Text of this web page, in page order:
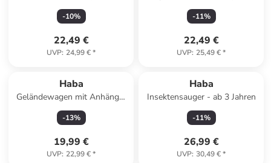
"Feuerwehr" - ab 2 Jahren
-10%
22,49 €
UVP: 24,99 €*
- ab 2 Jahren
-11%
22,49 €
UVP: 25,49 €*
Haba
Geländewagen mit Anhänger
in Grün - ab 2 Jahren
-13%
19,99 €
UVP: 22,99 €*
Haba
Insektensauger - ab 3 Jahren
-11%
26,99 €
UVP: 30,49 €*